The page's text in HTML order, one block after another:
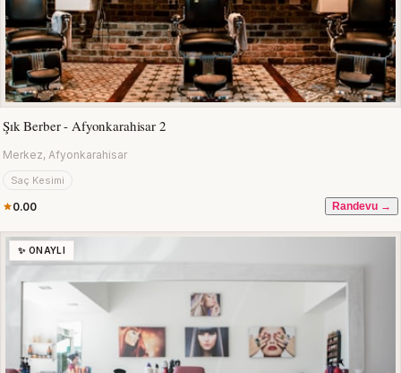
Şık Berber - Afyonkarahisar 2
Merkez, Afyonkarahisar
Saç Kesimi
0.00 Randevu →
✨ ONAYLI